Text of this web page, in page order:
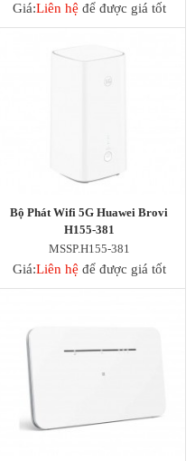
Giá:Liên hệ để được giá tốt
Bộ Phát Wifi 5G Huawei Brovi
H155-381
MSSP.H155-381
Giá:Liên hệ để được giá tốt